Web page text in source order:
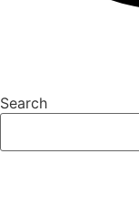
Search